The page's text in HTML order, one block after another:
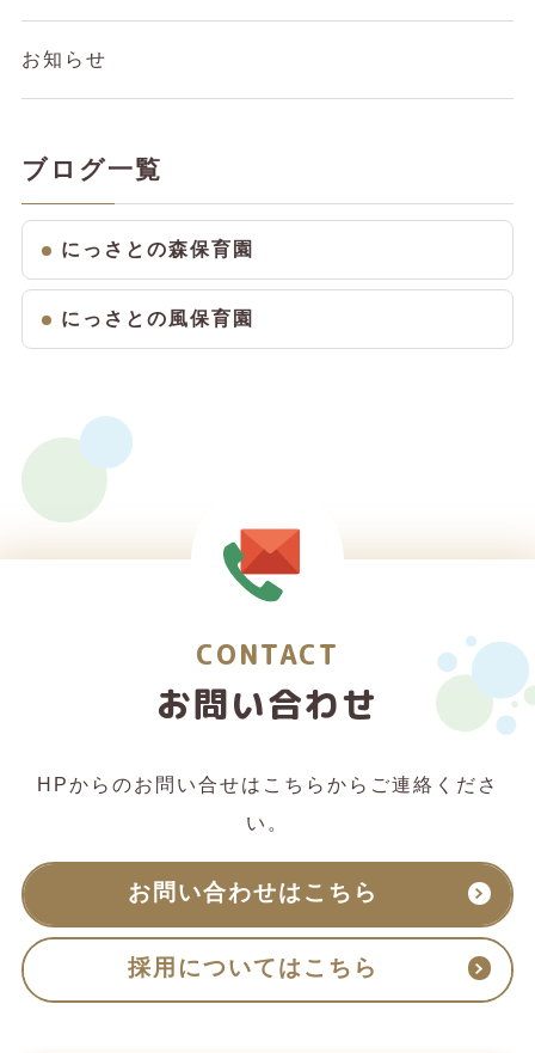
お知らせ
ブログ一覧
にっさとの森保育園
にっさとの風保育園
CONTACT
お問い合わせ
HPからのお問い合せはこちらからご連絡くださ
い。
お問い合わせはこちら
採用についてはこちら